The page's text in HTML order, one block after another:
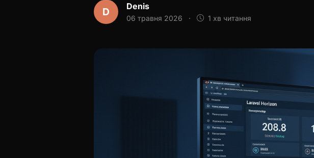
D Denis
06 травня 2026 · 1 хв читання